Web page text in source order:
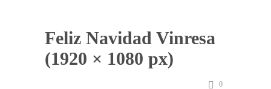
Feliz Navidad Vinresa
(1920 × 1080 px)
0